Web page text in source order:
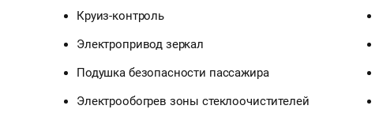
Круиз-контроль
Электропривод зеркал
Подушка безопасности пассажира
Электрообогрев зоны стеклоочистителей